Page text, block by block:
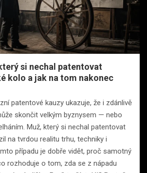
si nechal patentovat
kolo a jak na tom nakonec
patentové kauzy ukazuje, že i zdánlivě
skončit velkým byznysem — nebo
Muž, který si nechal patentovat
na tvrdou realitu trhu, techniky i
případu je dobře vidět, proč samotný
rozhoduje o tom, zda se z nápadu